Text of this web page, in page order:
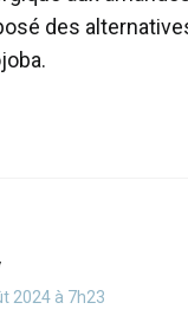
des
2024 à 7h23